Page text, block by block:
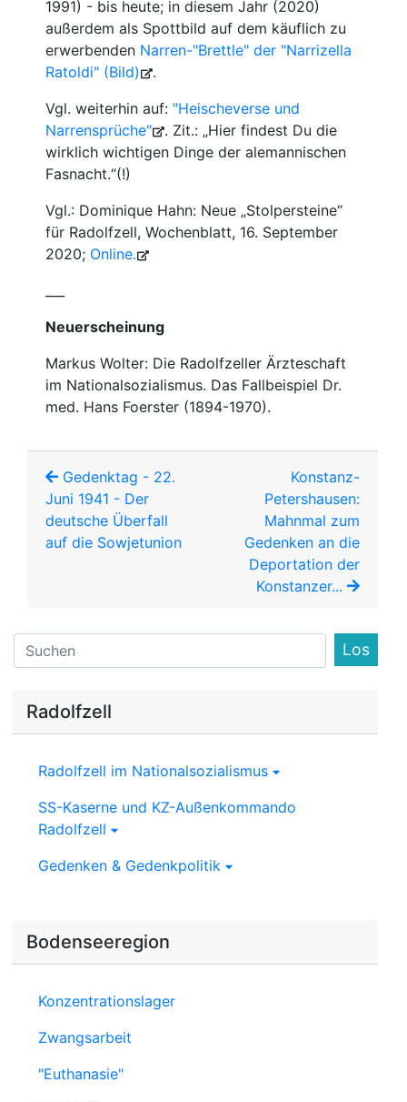
1991) - bis heute; in diesem Jahr (2020)
außerdem als Spottbild auf dem käuflich zu
erwerbenden Narren-"Brettle" der "Narrizella
Ratoldi" (Bild)
.
Vgl. weiterhin auf: "Heischeverse und
Narrensprüche"
. Zit.: „Hier findest Du die
wirklich wichtigen Dinge der alemannischen
Fasnacht.“(!)
Vgl.: Dominique Hahn: Neue „Stolpersteine“
für Radolfzell, Wochenblatt, 16. September
2020; Online.
Neuerscheinung
Markus Wolter: Die Radolfzeller Ärzteschaft
im Nationalsozialismus. Das Fallbeispiel Dr.
med. Hans Foerster (1894-1970).
Gedenktag - 22.
Juni 1941 - Der
deutsche Überfall
auf die Sowjetunion
Konstanz-
Petershausen:
Mahnmal zum
Gedenken an die
Deportation der
Konstanzer...
Find
Radolfzell
Radolfzell im Nationalsozialismus
SS-Kaserne und KZ-Außenkommando
Radolfzell
Gedenken & Gedenkpolitik
Bodenseeregion
Konzentrationslager
Zwangsarbeit
"Euthanasie"